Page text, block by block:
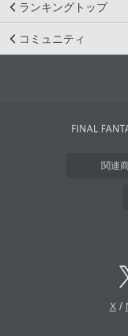
ランキングトップ
コミュニティ
関連
X/